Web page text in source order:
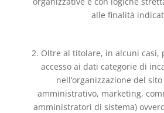
alle finalità
2. Oltre al titolare, in alcuni casi,
accesso ai dati categorie di
nell’organizzazione del
amministrativo, marketing,
amministratori di sistema)